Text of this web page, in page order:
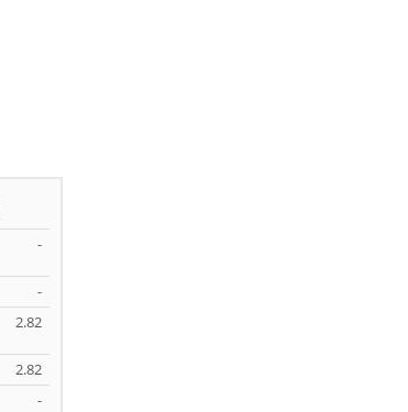
-
-
2.82
2.82
-